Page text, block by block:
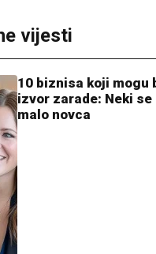
vijesti
10 biznisa koji mogu
izvor zarade: Neki se
malo novca